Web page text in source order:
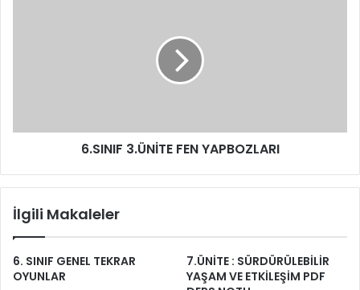
6.SINIF 3.ÜNİTE FEN YAPBOZLARI
İlgili Makaleler
6. SINIF GENEL TEKRAR
OYUNLAR
7.ÜNİTE : SÜRDÜRÜLEBİLİR
YAŞAM VE ETKİLEŞİM PDF